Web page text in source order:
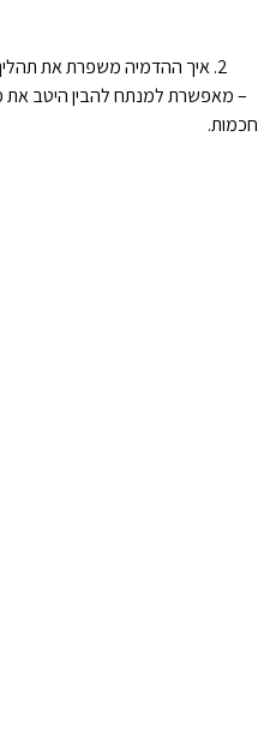
איך ההדמיה משפרת את
– מאפשרת למנתח להבין היטב את
חכמות.